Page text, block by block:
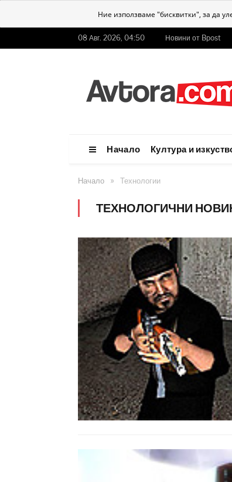
Ние използваме "бисквитки", за да
08 Авг. 2026, 04:50 Новини от Bpost
Начало Култура и
Начало » Технологии
ТЕХНОЛОГИЧНИ